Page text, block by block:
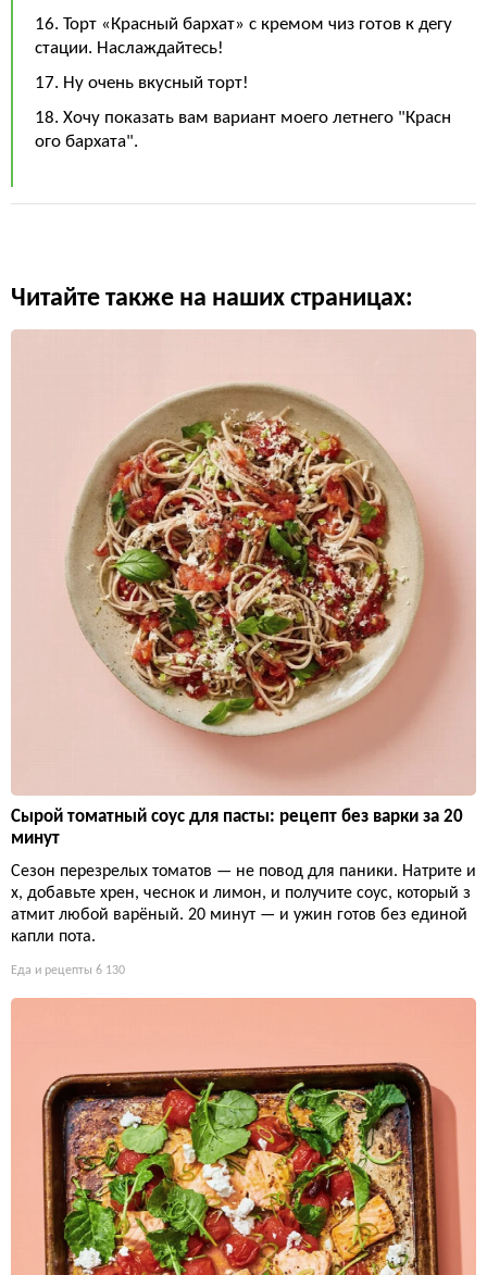
16. Торт «Красный бархат» с кремом чиз готов к дегу
стации. Наслаждайтесь!
17. Ну очень вкусный торт!
18. Хочу показать вам вариант моего летнего "Красн
ого бархата".
Читайте также на наших страницах:
Сырой томатный соус для пасты: рецепт без варки за 20
минут
Сезон перезрелых томатов — не повод для паники. Натрите и
х, добавьте хрен, чеснок и лимон, и получите соус, который з
атмит любой варёный. 20 минут — и ужин готов без единой
капли пота.
Еда и рецепты 6 130